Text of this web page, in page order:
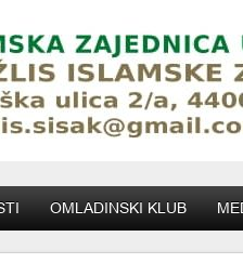
OMLADINSKI KLUB